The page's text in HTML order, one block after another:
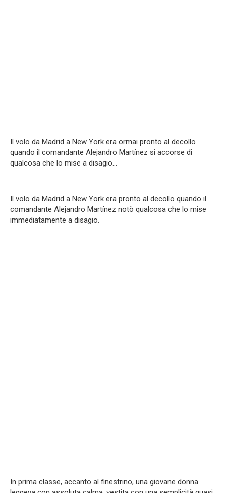
Il volo da Madrid a New York era ormai pronto al decollo
quando il comandante Alejandro Martínez si accorse di
qualcosa che lo mise a disagio…
Il volo da Madrid a New York era pronto al decollo quando il
comandante Alejandro Martínez notò qualcosa che lo mise
immediatamente a disagio.
In prima classe, accanto al finestrino, una giovane donna